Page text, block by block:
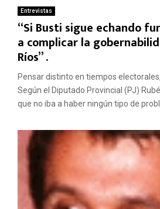
Entrevistas
“Si Busti sigue echando
a complicar la
Ríos” .
Pensar distinto en tiempos
Según el Diputado Provincial (PJ)
que no iba a haber ningún tipo de